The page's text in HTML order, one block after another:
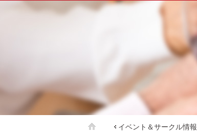
イベント＆サークル情報